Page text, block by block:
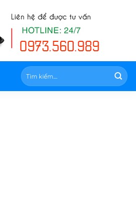
Tìm
kiếm: